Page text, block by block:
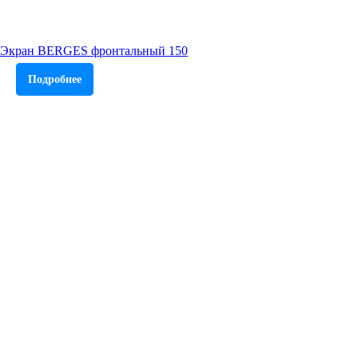
Экран BERGES фронтальный 150
Подробнее